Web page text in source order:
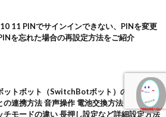
11 PINでサインインできない、PINを変更
を忘れた場合の再設定方法をご紹介
ットボット（SwitchBotボット）の使い方
の連携方法 音声操作 電池交換方法 押すモー
チモードの違い 長押し設定など詳細設定方法